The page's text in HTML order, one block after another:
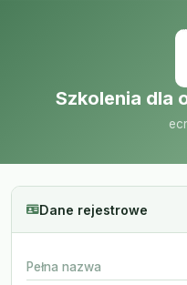
Szkolenia dla
Dane rejestrowe
Pełna nazwa